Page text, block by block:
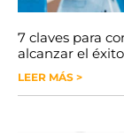
7 claves para
alcanzar el
LEER MÁS >